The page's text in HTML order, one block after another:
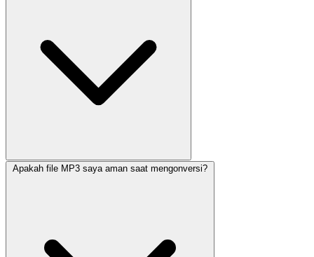
Apakah file MP3 saya aman saat mengonversi?